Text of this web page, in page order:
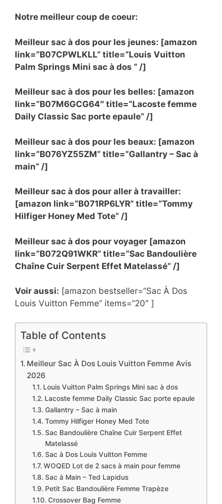
Notre meilleur coup de coeur:
Meilleur sac à dos pour les jeunes: [amazon
link=”B07CPWLKLL” title=”Louis Vuitton
Palm Springs Mini sac à dos ” /]
Meilleur sac à dos pour les belles: [amazon
link=”B07M6GCG64″ title=”Lacoste femme
Daily Classic Sac porte epaule” /]
Meilleur sac à dos pour les beaux: [amazon
link=”B076YZ55ZM” title=”Gallantry – Sac à
main” /]
Meilleur sac à dos pour aller à travailler:
[amazon link=”B071RP6LYR” title=”Tommy
Hilfiger Honey Med Tote” /]
Meilleur sac à dos pour voyager [amazon
link=”B072Q91WKR” title=”Sac Bandoulière
Chaîne Cuir Serpent Effet Matelassé” /]
Voir aussi: [amazon bestseller=”Sac À Dos
Louis Vuitton Femme” items=”20″ ]
Table of Contents
Meilleur Sac À Dos Louis Vuitton Femme Avis
2026
Louis Vuitton Palm Springs Mini sac à dos
Lacoste femme Daily Classic Sac porte epaule
Gallantry – Sac à main
Tommy Hilfiger Honey Med Tote
Sac Bandoulière Chaîne Cuir Serpent Effet
Matelassé
Sac à Dos Louis Vuitton Femme
WOQED Lot de 2 sacs à main pour femme
Sac à Main – Ted Lapidus
Petit Sac Bandoulière Femme Trapèze
Crossover Bag Femme